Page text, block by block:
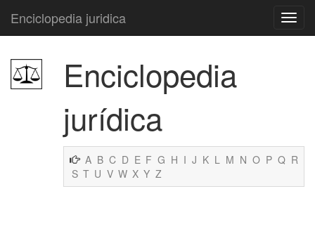
Enciclopedia juridica
Enciclopedia
jurídica
A B C D E F G H I J K L M N O P Q R
S T U V W X Y Z